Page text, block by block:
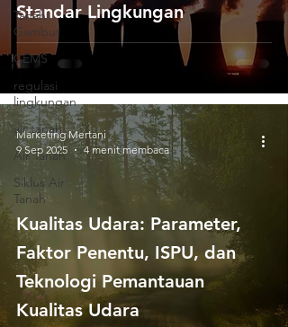
Tanah
Gambut
CEMS
regulasi
lingkungan
air tanah
Air Tanah
Siklus Air
Tanah
Standar Lingkungan
Kualitas Udara: Parameter,
Faktor Penentu, ISPU, dan
Teknologi Pemantauan
Kualitas Udara
Marketing Mertani
9 Sep 2025
4 menit membaca